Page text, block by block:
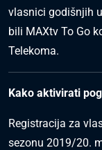
vlasnici godišnjih
bili MAXtv To Go
Telekoma.
Kako aktivirati
Registracija za
sezonu 2019/20.